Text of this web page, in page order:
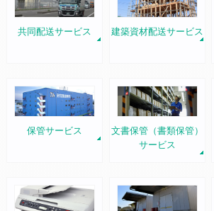
共同配送サービス 建築資材配送サービス
保管サービス
文書保管（書類保管）
サービス